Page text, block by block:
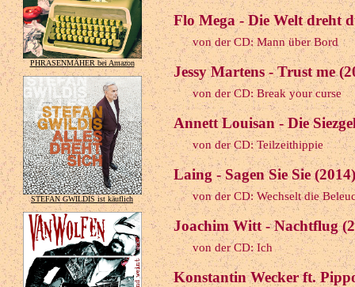
PHRASENMÄHER bei Amazon
STEFAN GWILDIS ist käuflich
Flo Mega - Die Welt dreht
von der CD: Mann über Bord
Jessy Martens - Trust me
von der CD: Break your curse
Annett Louisan - Die
von der CD: Teilzeithippie
Laing - Sagen Sie Sie (2014)
von der CD: Wechselt die
Joachim Witt - Nachtflug
von der CD: Ich
Konstantin Wecker ft.